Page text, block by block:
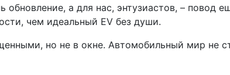
а для нас, энтузиастов, – повод
чем идеальный EV без души.
но не в окне. Автомобильный мир не